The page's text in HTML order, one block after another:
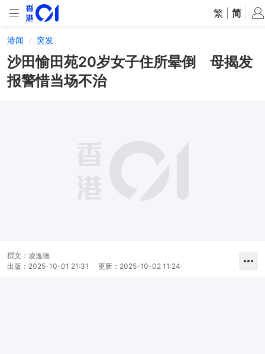
繁 简
港闻 突发
沙田愉田苑20岁女子住所晕倒 母揭发
报警惜当场不治
撰文： 凌逸德
出版： 2025-10-01 21:31 更新： 2025-10-02 11:24